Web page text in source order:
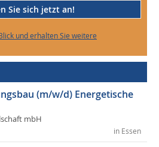
Sie sich jetzt an!
und erhalten Sie weitere
(m/w/d) Energetische
mbH
in Essen